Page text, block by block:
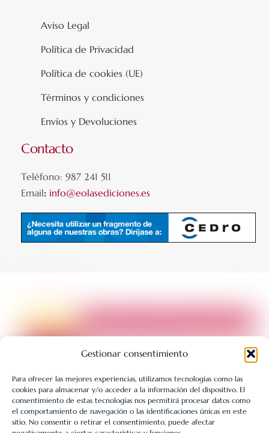
Gestionar consentimiento
Para ofrecer las mejores experiencias, utilizamos tecnologías como las
cookies para almacenar y/o acceder a la información del dispositivo. El
consentimiento de estas tecnologías nos permitirá procesar datos como
el comportamiento de navegación o las identificaciones únicas en este
sitio. No consentir o retirar el consentimiento, puede afectar
Aviso Legal
Política de Privacidad
Política de cookies (UE)
Términos y condiciones
Envíos y Devoluciones
Contacto
Teléfono: 987 241 511
Email: info@eolasediciones.es
LIBRERÍA UNIVERSITARIA LEÓN 1980 SLL ha sido beneficiaria
de Fondos Europeos, cuyo objetivo es la mejora de la
competitividad de las PYMES, y gracias al cual ha puesto en